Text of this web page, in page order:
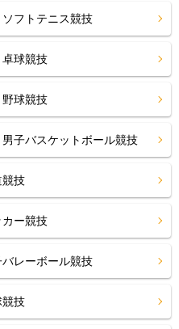
フトテニス競技
球競技
野球競技
子バスケットボール競技
競技
ー競技
レーボール競技
競技